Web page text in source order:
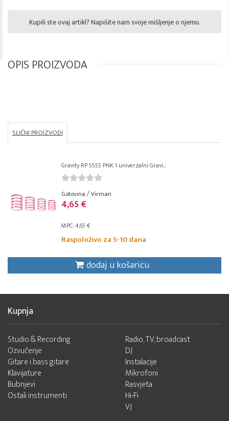
Kupili ste ovaj artikl? Napišite nam svoje mišljenje o njemu.
OPIS PROIZVODA
SLIČNI PROIZVODI
Gravity RP 5555 PNK 1 univerzalni Gravi...
Gotovina / Virman
4,65 €
MPC: 4,65 €
Raspoloživo za 5-10 dana
dodaj u košaricu
Kupnja
Studio & Recording
Ozvučenje
Gitare i bass gitare
Klavijature
Bubnjevi
Ostali instrumenti
Radio, TV, broadcast
DJ
Instalacije
Mikrofoni
Rasvjeta
Hi-Fi
VJ